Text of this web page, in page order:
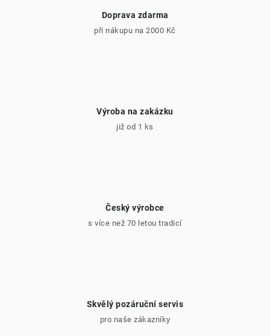
Doprava zdarma
při nákupu na 2000 Kč
Výroba na zakázku
již od 1 ks
Český výrobce
s více než 70 letou tradicí
Skvělý pozáruční servis
pro naše zákazníky